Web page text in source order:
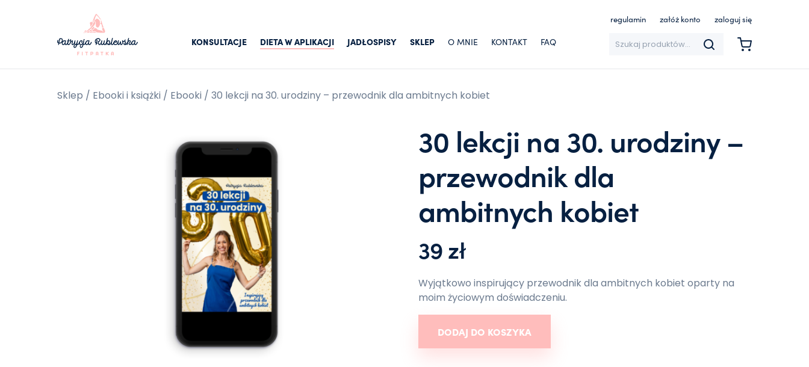
KONSULTACJE DIETA W APLIKACJI JADŁOSPISY SKLEP O MNIE KONTAKT FAQ
regulamin załóż konto zaloguj się
Szukaj:
Sklep / Ebooki i książki / Ebooki / 30 lekcji na 30. urodziny – przewodnik dla ambitnych kobiet
30 lekcji na 30. urodziny –
przewodnik dla
ambitnych kobiet
39zł
Wyjątkowo inspirujący przewodnik dla ambitnych kobiet oparty na
moim życiowym doświadczeniu.
DODAJ DO KOSZYKA